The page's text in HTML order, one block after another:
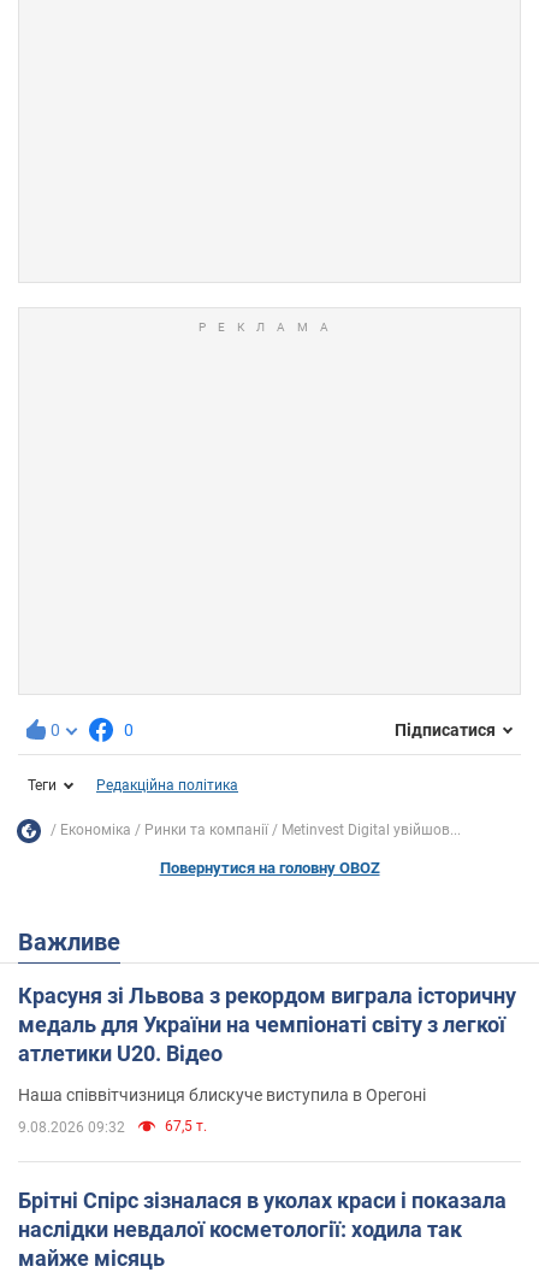
0 0 Підписатися
Теги Редакційна політика
Економіка Ринки та компанії Metinvest Digital увійшов...
Повернутися на головну OBOZ
Важливе
Красуня зі Львова з рекордом виграла історичну
медаль для України на чемпіонаті світу з легкої
атлетики U20. Відео
Наша співвітчизниця блискуче виступила в Орегоні
9.08.2026 09:32 67,5 т.
Брітні Спірс зізналася в уколах краси і показала
наслідки невдалої косметології: ходила так
майже місяць